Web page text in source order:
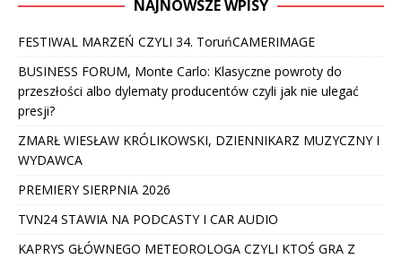
NAJNOWSZE WPISY
FESTIWAL MARZEŃ CZYLI 34. ToruńCAMERIMAGE
BUSINESS FORUM, Monte Carlo: Klasyczne powroty do
przeszłości albo dylematy producentów czyli jak nie ulegać
presji?
ZMARŁ WIESŁAW KRÓLIKOWSKI, DZIENNIKARZ MUZYCZNY I
WYDAWCA
PREMIERY SIERPNIA 2026
TVN24 STAWIA NA PODCASTY I CAR AUDIO
KAPRYS GŁÓWNEGO METEOROLOGA CZYLI KTOŚ GRA Z